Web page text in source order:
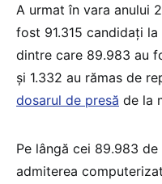
A urmat în vara anului
fost 91.315 candidați
dintre care 89.983 au
și 1.332 au rămas de
dosarul de presă de la
Pe lângă cei 89.983
admiterea